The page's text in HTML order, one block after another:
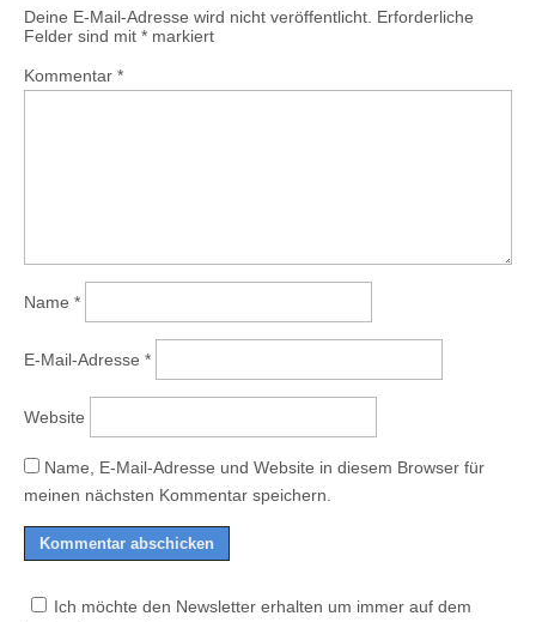
Deine E-Mail-Adresse wird nicht veröffentlicht. Erforderliche
Felder sind mit * markiert
Kommentar *
Name *
E-Mail-Adresse *
Website
Name, E-Mail-Adresse und Website in diesem Browser für
meinen nächsten Kommentar speichern.
Ich möchte den Newsletter erhalten um immer auf dem